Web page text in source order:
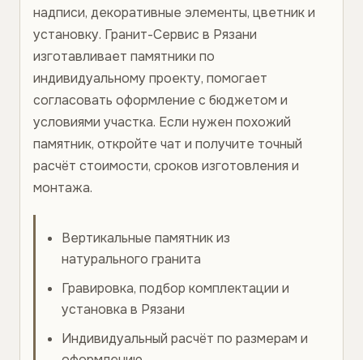
надписи, декоративные элементы, цветник и
установку. Гранит-Сервис в Рязани
изготавливает памятники по
индивидуальному проекту, помогает
согласовать оформление с бюджетом и
условиями участка. Если нужен похожий
памятник, откройте чат и получите точный
расчёт стоимости, сроков изготовления и
монтажа.
Вертикальные памятник из
натурального гранита
Гравировка, подбор комплектации и
установка в Рязани
Индивидуальный расчёт по размерам и